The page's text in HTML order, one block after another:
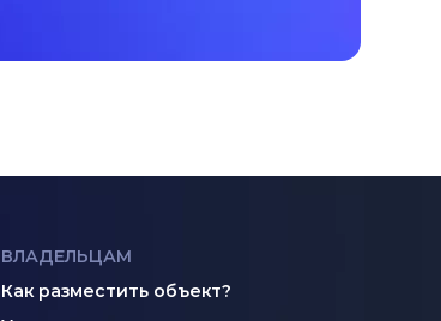
ВЛАДЕЛЬЦАМ
Как разместить объект?